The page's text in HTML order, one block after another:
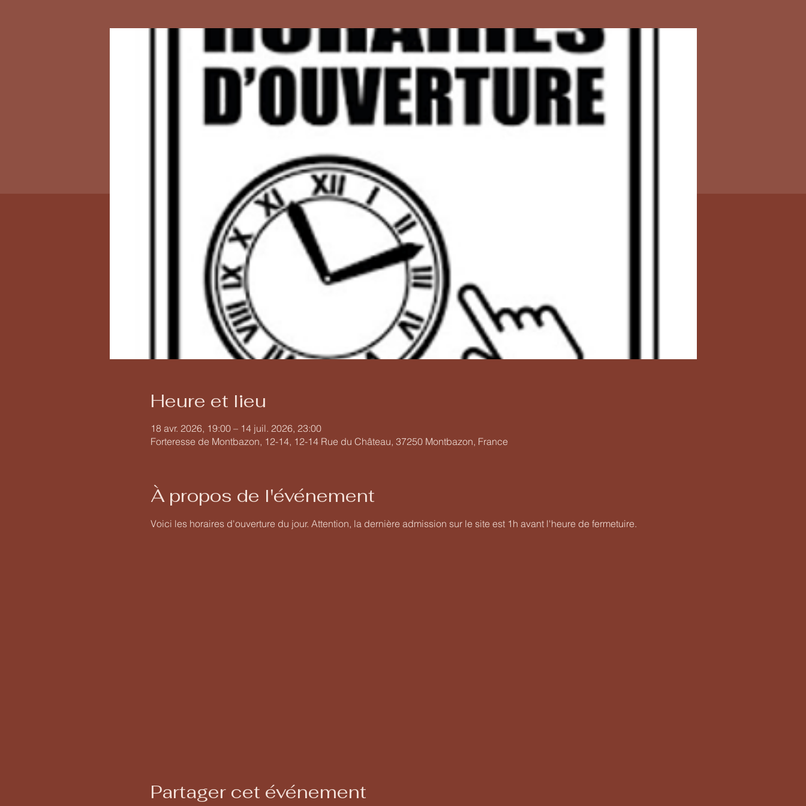
Heure et lieu
18 avr. 2026, 19:00 – 14 juil. 2026, 23:00
Forteresse de Montbazon, 12-14, 12-14 Rue du Château, 37250 Montbazon, France
À propos de l'événement
Voici les horaires d'ouverture du jour. Attention, la dernière admission sur le site est 1h avant l'heure de fermetuire.
Partager cet événement